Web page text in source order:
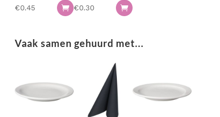
€0.45  €0.30 
Vaak samen gehuurd met...